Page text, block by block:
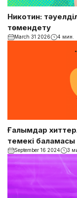
Никотин:
төмендету
March 31 2026 4 мин.
Ғалымдар
темекі баламасы
September 16 2024 3